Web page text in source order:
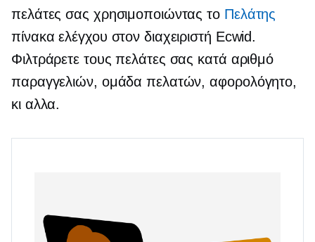
πελάτες σας χρησιμοποιώντας το Πελάτης
πίνακα ελέγχου στον διαχειριστή Ecwid.
Φιλτράρετε τους πελάτες σας κατά αριθμό
παραγγελιών, ομάδα πελατών,αφορολόγητο,
κι αλλα.